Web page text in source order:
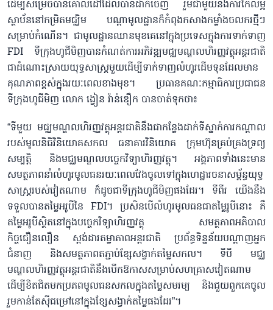
ដើម្បីសម្រេចបានគោលដៅដែលបានដាក់ចេញ រួមជាមួយនឹងការកែលម្អ
ស្ថាប័ននៅកម្រិតមជ្ឈិម បណ្ដាមូលដ្ឋានក៏កំពុងកសាងកម្លាំងចលករថ្មីៗ
សម្រាប់កំណើន។ ជាមូលដ្ឋានឈានមុខគេនៅក្នុងប្រទេសក្នុងការទាក់ទាញ
FDI ទីក្រុងហូជីមិញបានកំណត់ការអភិវឌ្ឍមជ្ឈមណ្ឌលហិរញ្ញវត្ថុអន្តរជាតិ
ជាដំណោះស្រាយយុទ្ធសាស្ត្រមួយដើម្បីទាក់ទាញលំហូរដើមទុនដែលមាន
គុណភាពខ្ពស់ក្នុងរយៈពេលខាងមុខ។ ប្រធានគណៈកម្មាធិការប្រជាជន
ទីក្រុងហូជីមិញ លោក ង្វៀន វ៉ាន់ឌឿក បានចាត់ទុកថា៖
“ទីមួយ មជ្ឈមណ្ឌលហិរញ្ញវត្ថុអន្តរជាតិនឹងជាកន្លែងដាក់ទីស្នាក់ការកណ្ដាល
របស់មូលនិធិវិនិយោគសកល ធនាគារវិនិយោគ ក្រុមហ៊ុនគ្រប់គ្រងទ្រព្យ
សម្បត្តិ និងមជ្ឈមណ្ឌលបច្ចេកវិទ្យាហិរញ្ញវត្ថុ។ អង្គភាពទាំងនេះមាន
សមត្ថភាពនាំលំហូរមូលធនរយៈពេលវែងចូលទៅក្នុងហេដ្ឋារចនាសម្ព័ន្ធយុទ្ធ
សាស្ត្ររបស់វៀតណាម ក៏ដូចជាទីក្រុងហូជីមិញផងដែរ។ ទីពីរ យើងនឹង
ទទួលបានតម្លៃអរូបីនៃ FDI។ ប្រសិនបើលំហូរមូលធនជាតម្លៃរូបីនោះ គឺ
តម្លៃអរូបីស្ថិតនៅក្នុងបច្ចេកវិទ្យាហិរញ្ញវត្ថុ សមត្ថភាពអភិបាល
កិច្ចជឿនលឿន ស្តង់ដារតម្លាភាពអន្តរជាតិ ប្រព័ន្ធទិន្នន័យបណ្តាញអ្នក
ជំនាញ និងសមត្ថភាពតភ្ជាប់ខ្សែសង្វាក់តម្លៃសកល។ ទីបី មជ្ឈ
មណ្ឌលហិរញ្ញវត្ថុអន្តរជាតិនឹងបើកឱកាសសម្រាប់សហគ្រាសវៀតណាម
ដើម្បីខិតជិតមកប្រភពមូលធនសកលក្នុងតម្លៃសមរម្យ និងជួយពួកគេចូល
រួមកាន់តែស៊ីជម្រៅនៅក្នុងខ្សែសង្វាក់តម្លៃផងដែរ”។